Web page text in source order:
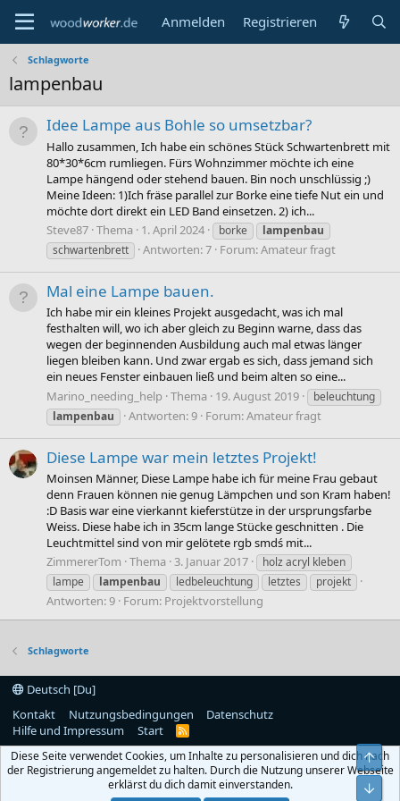
Anmelden Registrieren
Schlagworte
lampenbau
Idee Lampe aus Bohle so umsetzbar?
Hallo zusammen, Ich habe ein schönes Stück Schwartenbrett mit
80*30*6cm rumliegen. Fürs Wohnzimmer möchte ich eine
Lampe hängend oder stehend bauen. Bin noch unschlüssig ;)
Meine Ideen: 1)Ich fräse parallel zur Borke eine tiefe Nut ein und
möchte dort direkt ein LED Band einsetzen. 2) ich...
Steve87 Thema 1. April 2024 borke
lampenbau
schwartenbrett
Antworten: 7 Forum:Amateur fragt
Mal eine Lampe bauen.
Ich habe mir ein kleines Projekt ausgedacht, was ich mal
festhalten will, wo ich aber gleich zu Beginn warne, dass das
wegen der beginnenden Ausbildung auch mal etwas länger
liegen bleiben kann. Und zwar ergab es sich, dass jemand sich
ein neues Fenster einbauen ließ und beim alten so eine...
Marino_needing_help Thema 19. August 2019
beleuchtung
lampenbau
Antworten: 9 Forum:Amateur fragt
Diese Lampe war mein letztes Projekt!
Moinsen Männer, Diese Lampe habe ich für meine Frau gebaut
denn Frauen können nie genug Lämpchen und son Kram haben!
:D Basis war eine vierkannt kieferstütze in der ursprungsfarbe
Weiss. Diese habe ich in 35cm lange Stücke geschnitten . Die
Leuchtmittel sind von mir gelötete rgb smdś mit...
ZimmererTom Thema 3. Januar 2017
holz acryl kleben
lampe
lampenbau ledbeleuchtung letztes projekt
Antworten: 9 Forum: Projektvorstellung
Schlagworte
Deutsch [Du]
Kontakt
Nutzungsbedingungen
Datenschutz
Hilfe und Impressum
Start
R
S
Diese Seite verwendet Cookies, um Inhalte zu personalisieren und dich nach
der Registrierung angemeldet zu halten. Durch die Nutzung unserer Webseite
erklärst du dich damit einverstanden.